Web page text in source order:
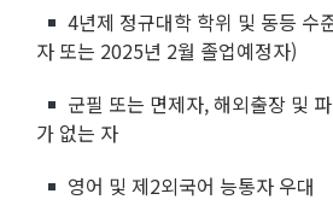
4년제 정규대학 학위 및 동등 수
자 또는 2025년 2월 졸업예정자)
군필 또는 면제자, 해외출장 및
가 없는 자
영어 및 제2외국어 능통자 우대